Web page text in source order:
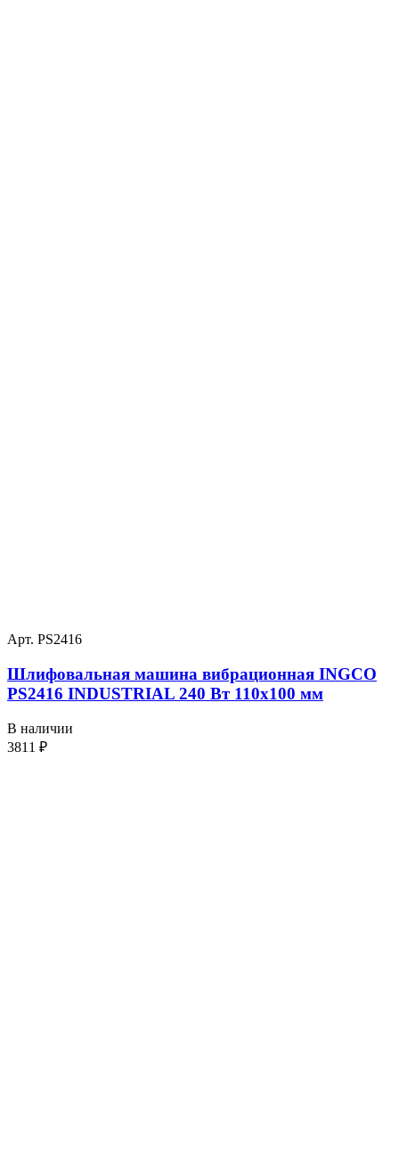
Арт. PS2416
Шлифовальная машина вибрационная INGCO
PS2416 INDUSTRIAL 240 Вт 110х100 мм
В наличии
3811 ₽